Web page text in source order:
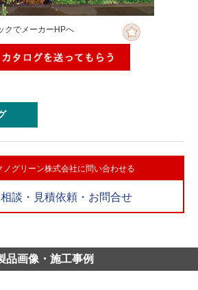
クでメーカーHPへ
ノグリーン株式会社に問い合わせる
談・見積依頼・お問合せ
品画像・施工事例